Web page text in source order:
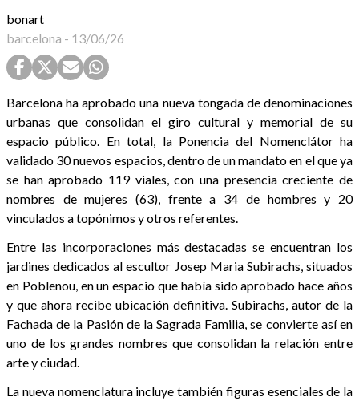
bonart
barcelona - 13/06/26
Barcelona ha aprobado una nueva tongada de denominaciones
urbanas que consolidan el giro cultural y memorial de su
espacio público. En total, la Ponencia del Nomenclátor ha
validado 30 nuevos espacios, dentro de un mandato en el que ya
se han aprobado 119 viales, con una presencia creciente de
nombres de mujeres (63), frente a 34 de hombres y 20
vinculados a topónimos y otros referentes.
Entre las incorporaciones más destacadas se encuentran los
jardines dedicados al escultor Josep Maria Subirachs, situados
en Poblenou, en un espacio que había sido aprobado hace años
y que ahora recibe ubicación definitiva. Subirachs, autor de la
Fachada de la Pasión de la Sagrada Familia, se convierte así en
uno de los grandes nombres que consolidan la relación entre
arte y ciudad.
La nueva nomenclatura incluye también figuras esenciales de la